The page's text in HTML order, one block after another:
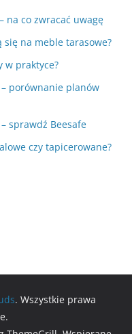
na co zwracać uwagę
się na meble tarasowe?
w praktyce?
porównanie planów
sprawdź Beesafe
czy tapicerowane?
. Wszystkie prawa